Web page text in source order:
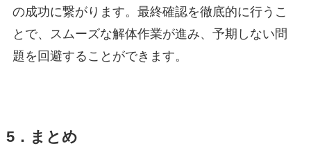
の成功に繋がります。最終確認を徹底的に行うこ
とで、スムーズな解体作業が進み、予期しない問
題を回避することができます。
5．まとめ